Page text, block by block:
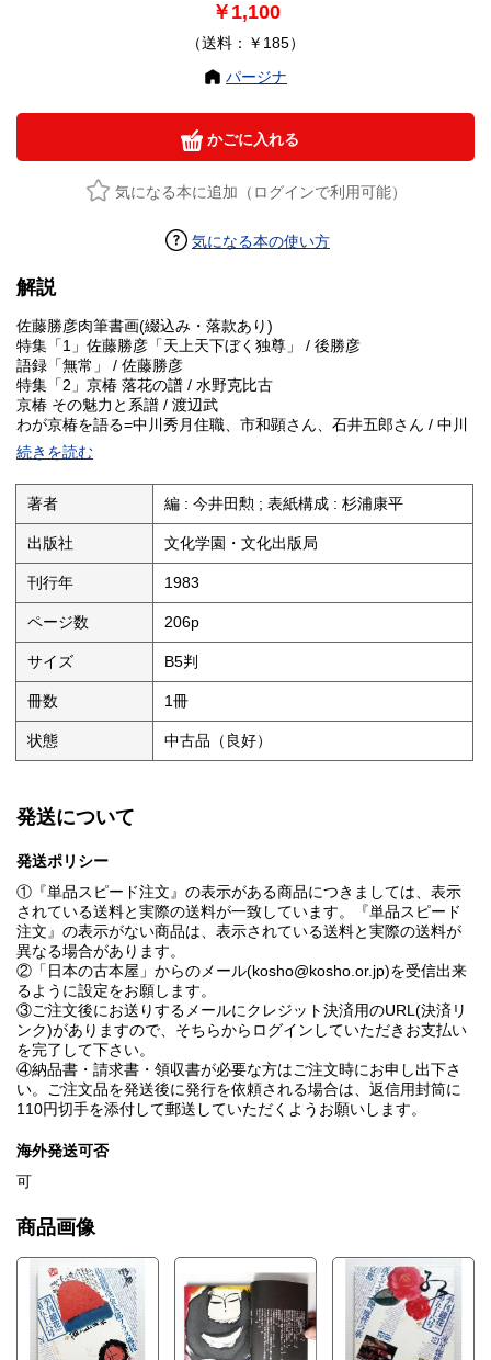
￥1,100
（送料：￥185）
パージナ
かごに入れる
気になる本に追加（ログインで利用可能）
気になる本の使い方
解説
佐藤勝彦肉筆書画(綴込み・落款あり)
特集「1」佐藤勝彦「天上天下ぼく独尊」 / 後勝彦
語録「無常」 / 佐藤勝彦
特集「2」京椿 落花の譜 / 水野克比古
京椿 その魅力と系譜 / 渡辺武
わが京椿を語る=中川秀月住職、市和顕さん、石井五郎さん / 中川
秀月 ; 市和顕 ; 石井五郎
手仕事の村-九州民芸村 / 後勝彦
働く者みな家族のように
手仕事の灯を消したくない / 北山徳彦
石の風景-栃木県大谷 / 田淵暁
石の国、大谷 / 読売新聞 ; 宇都宮中央女子高校リポート ; 大野登士
昔人形 / 昔人形・青山 ; 田淵暁
幕末から昭和に生きた人形たち
寺納豆-古代からの食物 / 田淵暁 ; 梅木則明
火にかける器 / 高内秀剛 ; 小林庸浩
野太く荒く、優しいやきもの
刷毛-美しい形 / 田淵暁
中国装飾文字之美 / 荘伯和
文字装飾=台湾建築細見 / 大木茂 ; 杉浦康平 ; 鈴木一誌
チベット曼茶羅造本 / 谷村彰彦 ; 小林庸浩
宇宙大円相カーラチャクラマンダラ / 杉浦康平
北天なるものにむかって / 杉浦康平
[書物巡礼記]幼い日の読書 / 森本哲郎
ことばの仕事=画像と曲を芯棒にして / 木島始
書物雑記
工芸雑記(GINKA CRAFT NOTE)
[小さい旅]家康をボイコットして東西南北、好き勝手に駆け回った
静岡 / 八木洋行
[道楽散歩]屋敷町田園調布意外や意外 / 石橋重幸
[こんにちは]カードで世界一周の旅へ「村井かるた資料館」 / 梅木
則明
季刊「銀花」在庫の紹介
読者からの手紙 / 佐藤勝彦 ; 編集者
むだ書き / 佐藤勝彦 ; 今井田勲
続きを読む
著者 編 : 今井田勲 ; 表紙構成 : 杉浦康平
出版社 文化学園・文化出版局
刊行年 1983
ページ数 206p
サイズ B5判
冊数 1冊
状態 中古品（良好）
発送について
発送ポリシー
①『単品スピード注文』の表示がある商品につきましては、表示
されている送料と実際の送料が一致しています。『単品スピード
注文』の表示がない商品は、表示されている送料と実際の送料が
異なる場合があります。
②「日本の古本屋」からのメール(kosho@kosho.or.jp)を受信出来
るように設定をお願します。
③ご注文後にお送りするメールにクレジット決済用のURL(決済リ
ンク)がありますので、そちらからログインしていただきお支払い
を完了して下さい。
④納品書・請求書・領収書が必要な方はご注文時にお申し出下さ
い。ご注文品を発送後に発行を依頼される場合は、返信用封筒に
110円切手を添付して郵送していただくようお願いします。
海外発送可否
可
商品画像